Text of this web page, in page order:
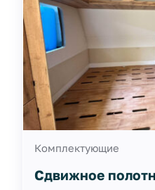
Комплектующие
Сдвижное